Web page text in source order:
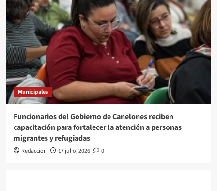
Municipales
Funcionarios del Gobierno de Canelones reciben
capacitación para fortalecer la atención a personas
migrantes y refugiadas
Redaccion 17 julio, 2026 0